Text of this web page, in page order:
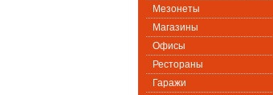
Мезонеты
Магазины
Офисы
Рестораны
Гаражи